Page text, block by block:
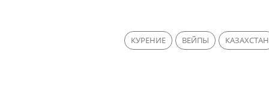
КУРЕНИЕ ВЕЙПЫ КАЗАХСТАН